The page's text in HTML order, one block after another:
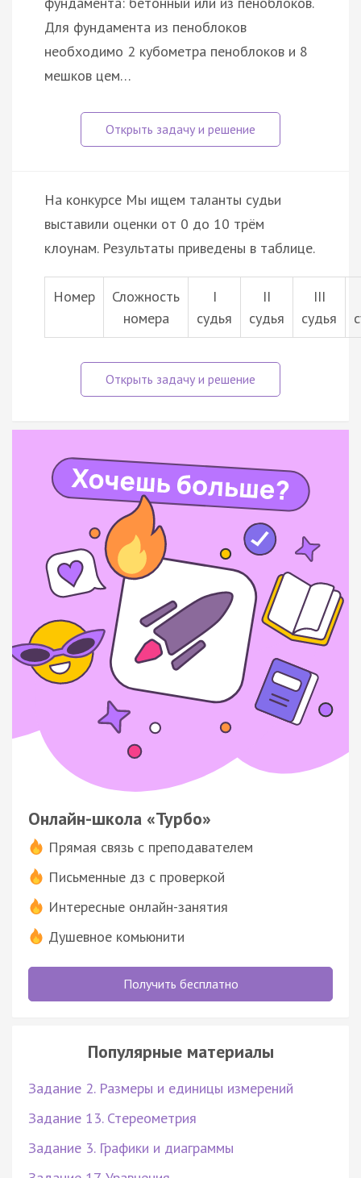
Для фундамента из пеноблоков
необходимо 2 кубометра пеноблоков и 8
мешков цем…
На конкурсе Мы ищем таланты судьи
выставили оценки от 0 до 10 трём
клоунам. Результаты приведены в таблице.
Номер
Сложность
номера
I
судья
II
судья
III
судья
Онлайн-школа «Турбо»
Прямая связь с преподавателем
Письменные дз с проверкой
Интересные онлайн-занятия
Душевное комьюнити
Получить бесплатно
Популярные материалы
Задание 2. Размеры и единицы измерений
Задание 13. Стереометрия
Задание 3. Графики и диаграммы